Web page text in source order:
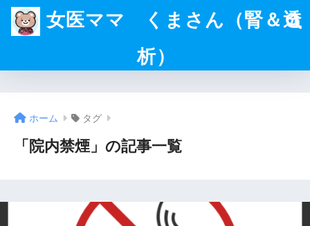
女医ママ くまさん（腎＆透
析）
ホーム タグ
「院内禁煙」の記事一覧